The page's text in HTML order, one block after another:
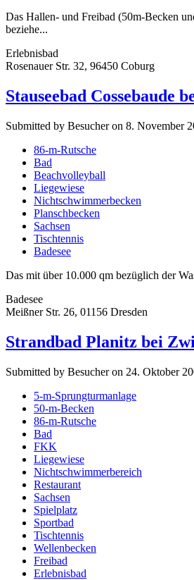
Das Hallen- und Freibad (50m-Becken
beziehe...
Erlebnisbad
Rosenauer Str. 32, 96450 Coburg
Stauseebad Cossebaude
Submitted by Besucher on 8. November
86-m-Rutsche
Bad
Beachvolleyball
Liegewiese
Nichtschwimmerbecken
Planschbecken
Sachsen
Tischtennis
Badesee
Das mit über 10.000 qm bezüglich der
Badesee
Meißner Str. 26, 01156 Dresden
Strandbad Planitz bei
Submitted by Besucher on 24. Oktober
5-m-Sprungturmanlage
50-m-Becken
86-m-Rutsche
Bad
FKK
Liegewiese
Nichtschwimmerbereich
Restaurant
Sachsen
Spielplatz
Sportbad
Tischtennis
Wellenbecken
Freibad
Erlebnisbad